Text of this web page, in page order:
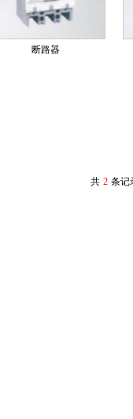
断路器
共 2 条记